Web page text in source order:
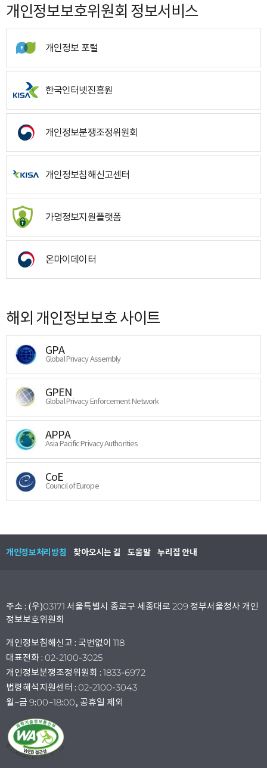
개인정보보호위원회 정보서비스
개인정보 포털
한국인터넷진흥원
개인정보분쟁조정위원회
개인정보침해신고센터
가명정보지원플랫폼
온마이데이터
해외 개인정보보호 사이트
GPA
Global Privacy Assembly
GPEN
Global Privacy Enforcement Network
APPA
Asia Pacific Privacy Authorities
CoE
Council of Europe
개인정보처리방침 찾아오시는 길 도움말 누리집 안내
주소 : (우)03171 서울특별시 종로구 세종대로 209 정부서울청사 개인
정보보호위원회
개인정보침해신고 : 국번없이 118
대표전화 : 02-2100-3025
개인정보분쟁조정위원회 : 1833-6972
법령해석지원센터 : 02-2100-3043
월~금 9:00~18:00, 공휴일 제외